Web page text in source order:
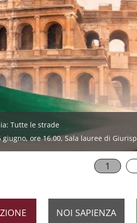
Tutte le strade
giugno, ore 16.00, Sala lauree di
secolo: verso il futuro nello Spazio
alle 9.30, Aula 1 di Ingegneria
1
NOI SAPIENZA